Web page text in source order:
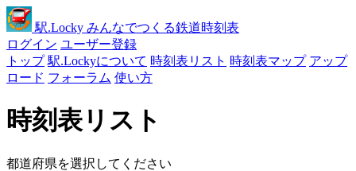
駅.Locky みんなでつくる鉄道時刻表
ログイン ユーザー登録
トップ 駅.Lockyについて 時刻表リスト 時刻表マップ アップ
ロード フォーラム 使い方
時刻表リスト
都道府県を選択してください